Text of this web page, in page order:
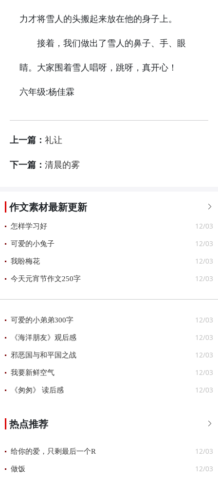
力才将雪人的头搬起来放在他的身子上。
接着，我们做出了雪人的鼻子、手、眼
睛。大家围着雪人唱呀，跳呀，真开心！
六年级:杨佳霖
上一篇： 礼让
下一篇： 清晨的雾

作文素材最新更新
12/03
怎样学习好
12/03
可爱的小兔子
12/03
我盼梅花
12/03
今天元宵节作文250字
12/03
可爱的小弟弟300字
12/03
《海洋朋友》观后感
12/03
邪恶国与和平国之战
12/03
我要新鲜空气
12/03
《匆匆》 读后感

热点推荐
12/03
给你的爱，只剩最后一个R
12/03
做饭